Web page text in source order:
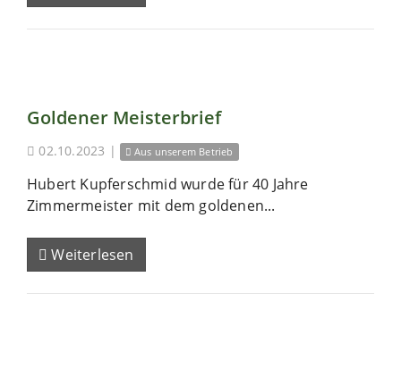
Goldener Meisterbrief
02.10.2023 | Aus unserem Betrieb
Hubert Kupferschmid wurde für 40 Jahre
Zimmermeister mit dem goldenen...
Weiterlesen